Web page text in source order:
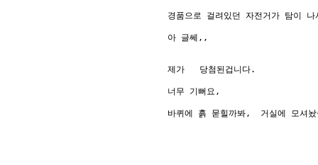
경품으로 걸려있던 자전거가 탐이
아 글쎄,,
제가   당첨된겁니다.
너무 기뻐요,
바퀴에 흙 묻힐까봐,  거실에 모셔